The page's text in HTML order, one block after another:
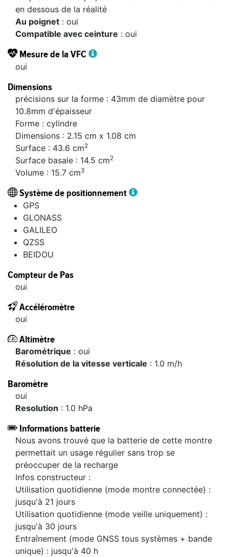
en dessous de la réalité
au poignet : oui
compatible avec ceinture : oui
Mesure de la VFC
oui
Dimensions
précisions sur la forme : 43mm de diamètre pour
10.8mm d'épaisseur
Forme : cylindre
Dimensions : 2.15 cm x 1.08 cm
Surface : 43.6 cm2
Surface basale : 14.5 cm2
Volume : 15.7 cm3
Système de positionnement
GPS
GLONASS
GALILEO
QZSS
BEIDOU
Compteur de Pas
oui
Accéléromètre
oui
Altimètre
barométrique : oui
Résolution de la vitesse verticale : 1.0 m/h
Baromètre
oui
resolution : 1.0 hPa
Informations batterie
Nous avons trouvé que la batterie de cette montre
permettait un usage régulier sans trop se
préoccuper de la recharge
Infos constructeur :
Utilisation quotidienne (mode montre connectée) :
jusqu'à 21 jours
Utilisation quotidienne (mode veille uniquement) :
jusqu'à 30 jours
Entraînement (mode GNSS tous systèmes + bande
unique) : jusqu'à 40 h